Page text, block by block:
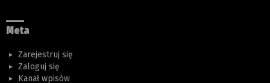
Meta
Zarejestruj się
Zaloguj się
Kanał wpisów